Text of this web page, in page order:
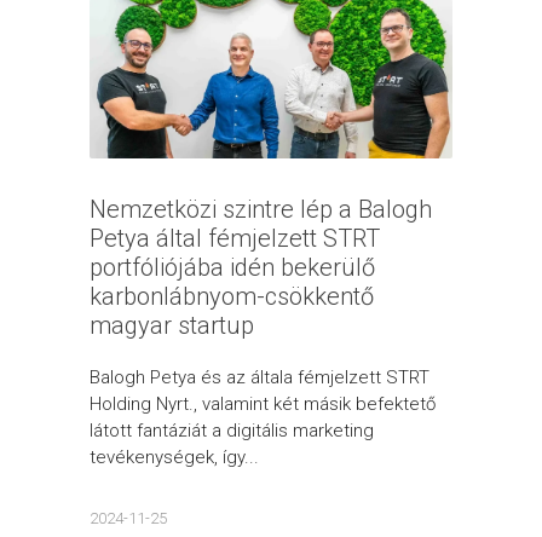
Nemzetközi szintre lép a Balogh
Petya által fémjelzett STRT
portfóliójába idén bekerülő
karbonlábnyom-csökkentő
magyar startup
Balogh Petya és az általa fémjelzett STRT
Holding Nyrt., valamint két másik befektető
látott fantáziát a digitális marketing
tevékenységek, így...
2024-11-25